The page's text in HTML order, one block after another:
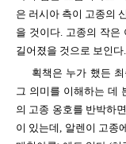
은 러시아 측이 고종의
을 것이다. 고종의 작은
길어졌을 것으로 보인다.
획책은 누가 했든
그 의미를 이해하는 데
의 고종 옹호를 반박하
이 있는데, 알렌이 고종